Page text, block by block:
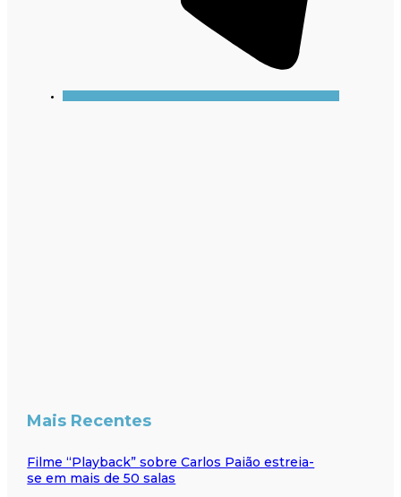
Mais Recentes
Filme “Playback” sobre Carlos Paião estreia-
se em mais de 50 salas